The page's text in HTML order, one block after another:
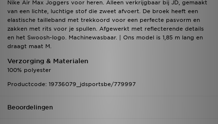
Nike Air Max Joggers voor heren. Alleen verkrijgbaar bij JD, gemaakt
van een lichte, luchtige stof die zweet afvoert. De broek heeft een
elastische tailleband met trekkoord voor een perfecte pasvorm en
zakken met rits voor je spullen. Afgewerkt met reflecterende details
en het Swoosh-logo. Machinewasbaar. | Ons model is 1,85 m lang en
draagt maat M.
Verzorging & Materialen
100% polyester
Productcode: 19736079_jdsportsbe/779997
Beoordelingen